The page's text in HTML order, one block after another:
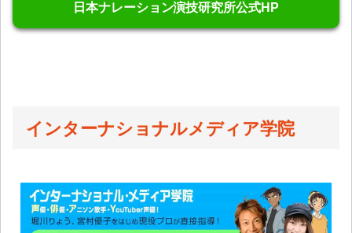
日本ナレーション演技研究所公式HP
インターナショナルメディア学院